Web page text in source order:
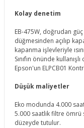
Kolay denetim
EB-475W, doğrudan
düğmesinden açılıp
kapanma işlevleriyle
Sınıfın önünde
Epson'un ELPCB01
Düşük maliyetler
Eko modunda 4.000
5.000 saatlik filtre ömrü
düzeyde tutulur.